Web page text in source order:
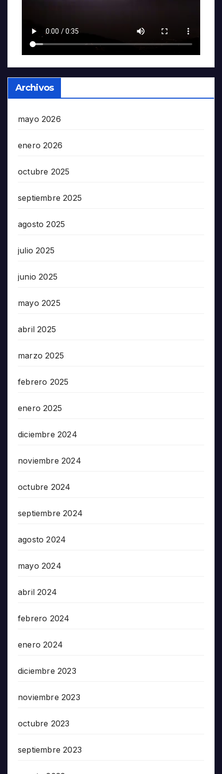
Archivos
mayo 2026
enero 2026
octubre 2025
septiembre 2025
agosto 2025
julio 2025
junio 2025
mayo 2025
abril 2025
marzo 2025
febrero 2025
enero 2025
diciembre 2024
noviembre 2024
octubre 2024
septiembre 2024
agosto 2024
mayo 2024
abril 2024
febrero 2024
enero 2024
diciembre 2023
noviembre 2023
octubre 2023
septiembre 2023